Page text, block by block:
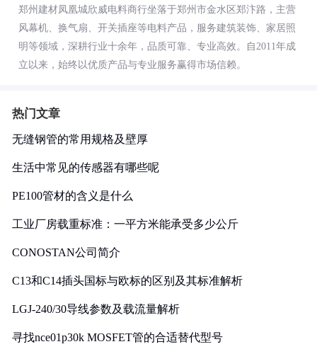
郑州建材凤凰城欣威电料商行坐落于郑州市金水区郑汴路，主营
风幕机、换气扇、开关插座等电料产品，服务建筑装饰、家居照
明等领域，深耕行业十余年，品质可靠、专业高效。自2011年成
立以来，始终以优质产品与专业服务赢得市场信赖。
热门文章
无缝钢管的常用规格及壁厚
生活中常见的传感器有哪些呢
PE100管材的含义是什么
工业厂房载重标准：一平方米能承受多少公斤
CONOSTAN公司简介
C13和C14插头国标与欧标的区别及其标准解析
LGJ-240/30导线参数及载流量解析
寻找nce01p30k MOSFET管的合适替代型号